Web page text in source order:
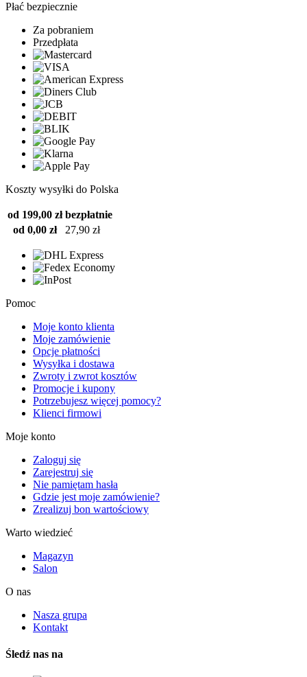
Płać bezpiecznie
Za pobraniem
Przedpłata
Koszty wysyłki do Polska
od 199,00 zł bezpłatnie
od 0,00 zł
27,90 zł
Pomoc
Moje konto klienta
Moje zamówienie
Opcje płatności
Wysyłka i dostawa
Zwroty i zwrot kosztów
Promocje i kupony
Potrzebujesz więcej pomocy?
Klienci firmowi
Moje konto
Zaloguj się
Zarejestruj się
Nie pamiętam hasła
Gdzie jest moje zamówienie?
Zrealizuj bon wartościowy
Warto wiedzieć
Magazyn
Salon
O nas
Nasza grupa
Kontakt
Śledź nas na